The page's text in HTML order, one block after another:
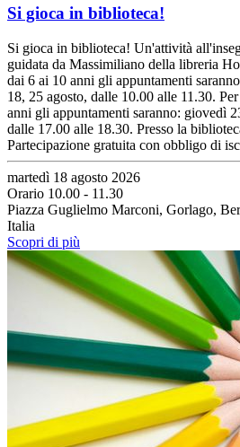
Si gioca in biblioteca!
Si gioca in biblioteca! Un'attività
guidata da Massimiliano della libreria
dai 6 ai 10 anni gli appuntamenti
18, 25 agosto, dalle 10.00 alle 11.30.
anni gli appuntamenti saranno: giovedì
dalle 17.00 alle 18.30. Presso la
Partecipazione gratuita con obbligo di
martedì 18 agosto 2026
Orario 10.00 - 11.30
Piazza Guglielmo Marconi, Gorlago,
Italia
Scopri di più